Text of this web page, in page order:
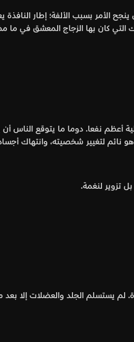
الأمر بسبب الألفة؛ إطار
كان بها الزجاج المعشق في
أعظم نفعا. دوما ما يتوقع الناس
لتغيير شخصيته، وانتهاك
تزوير لنغمة.
يستسلم الجلد والعضلات إلا